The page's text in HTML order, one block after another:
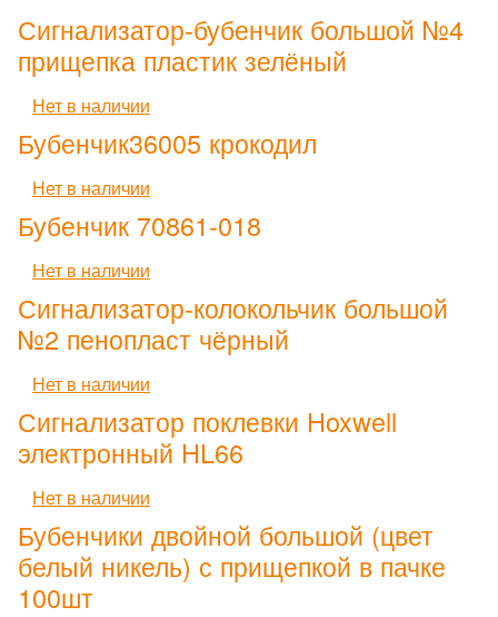
Сигнализатор-бубенчик большой №4
прищепка пластик зелёный
Нет в наличии
Бубенчик36005 крокодил
Нет в наличии
Бубенчик 70861-018
Нет в наличии
Сигнализатор-колокольчик большой
№2 пенопласт чёрный
Нет в наличии
Сигнализатор поклевки Hoxwell
электронный HL66
Нет в наличии
Бубенчики двойной большой (цвет
белый никель) с прищепкой в пачке
100шт